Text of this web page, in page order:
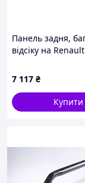
Панель задня,
відсіку на
7 117 ₴
Купити